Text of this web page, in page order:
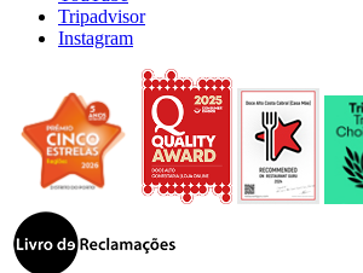
Tripadvisor
Instagram